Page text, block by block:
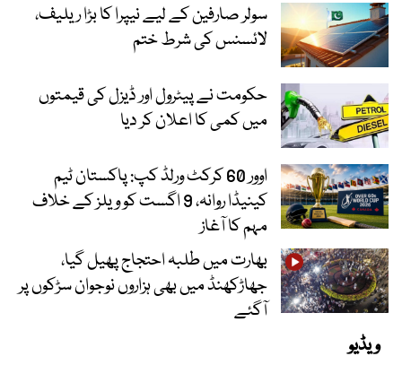
سولر صارفین کے لیے نیپرا کا بڑا ریلیف،
لائسنس کی شرط ختم
حکومت نے پیٹرول اور ڈیزل کی قیمتوں
میں کمی کا اعلان کر دیا
اوور 60 کرکٹ ورلڈ کپ: پاکستان ٹیم
کینیڈا روانہ، 9 اگست کو ویلز کے خلاف
مہم کا آغاز
بھارت میں طلبہ احتجاج پھیل گیا،
جھاڑکھنڈ میں بھی ہزاروں نوجوان سڑکوں پر
آگئے
ویڈیو